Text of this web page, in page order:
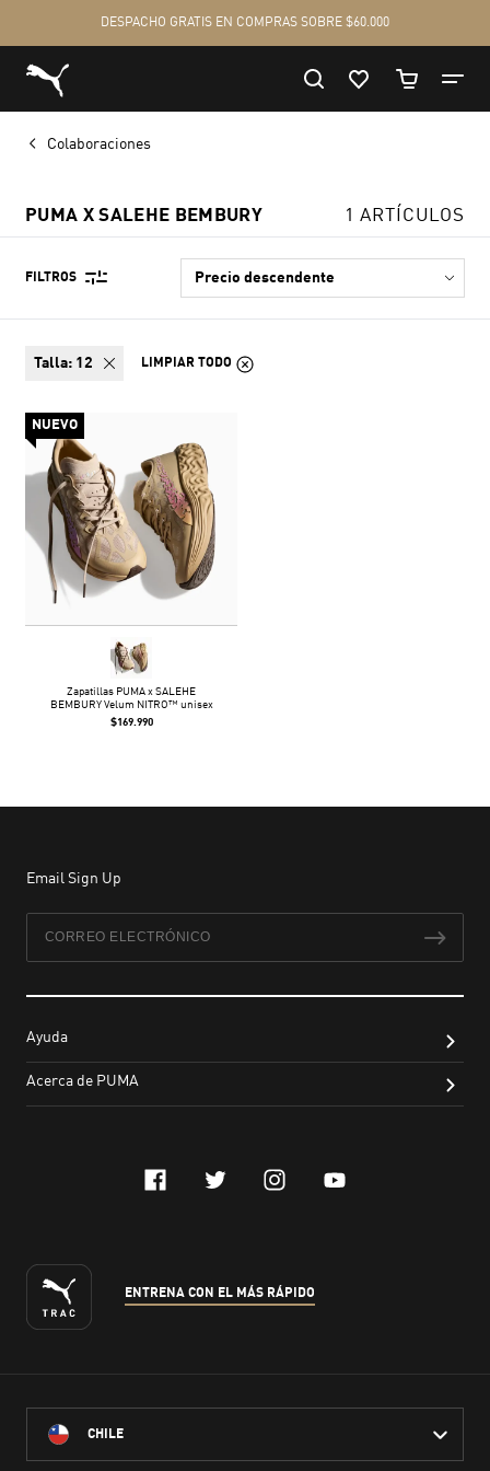
Colaboraciones
PUMA X SALEHE BEMBURY 1 ARTÍCULOS
FILTROS
talla: 12 LIMPIAR TODO
NUEVO
Zapatillas PUMA x SALEHE
BEMBURY Velum NITRO™ unisex
$169.990